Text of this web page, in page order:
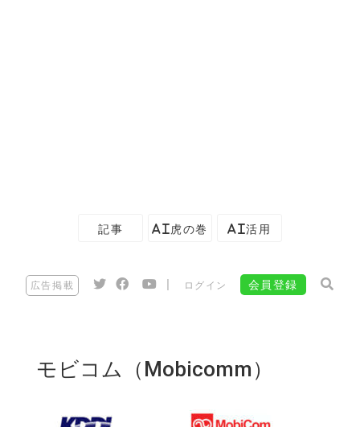
記事 AI虎の巻 AI活用
広告掲載 ログイン 会員登録
モビコム（Mobicomm）